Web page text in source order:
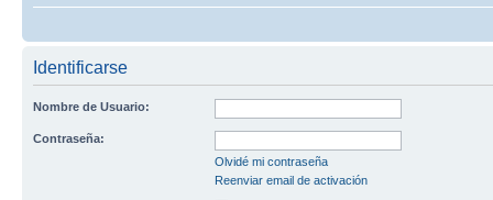
Identificarse
Nombre de Usuario:
Contraseña:
Olvidé mi contraseña
Reenviar email de activación